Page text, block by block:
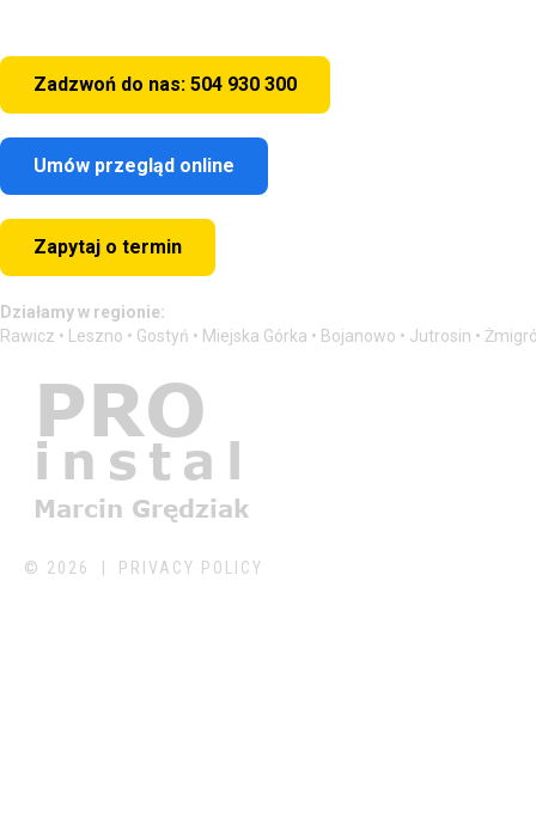
Zadzwoń do nas: 504 930 300
Umów przegląd online
Zapytaj o termin
Działamy w regionie:
Rawicz • Leszno • Gostyń • Miejska Górka • Bojanowo • Jutrosin •
© 2026 PRIVACY POLICY